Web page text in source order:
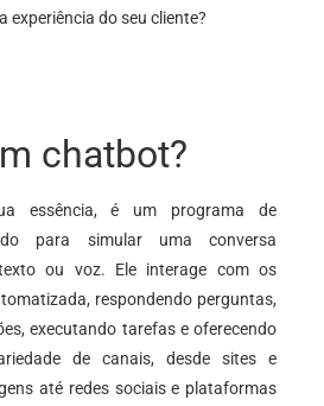
experiência do seu cliente?
chatbot?
essência, é um programa de
para simular uma conversa
ou voz. Ele interage com os
respondendo perguntas,
executando tarefas e oferecendo
de canais, desde sites e
até redes sociais e plataformas